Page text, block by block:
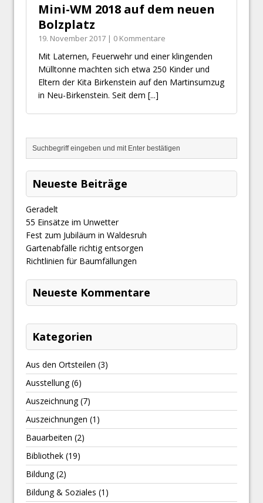
Mini-WM 2018 auf dem neuen
Bolzplatz
19. November 2017 | 0 Kommentare
Mit Laternen, Feuerwehr und einer klingenden
Mülltonne machten sich etwa 250 Kinder und
Eltern der Kita Birkenstein auf den Martinsumzug
in Neu-Birkenstein. Seit dem [...]
Neueste Beiträge
Geradelt
​55 Einsätze im Unwetter
Fest zum Jubiläum in Waldesruh
Gartenabfälle richtig entsorgen
Richtlinien für Baumfällungen
Neueste Kommentare
Kategorien
Aus den Ortsteilen (3)
Ausstellung(6)
Auszeichnung(7)
Auszeichnungen (1)
Bauarbeiten (2)
Bibliothek (19)
Bildung(2)
Bildung & Soziales (1)